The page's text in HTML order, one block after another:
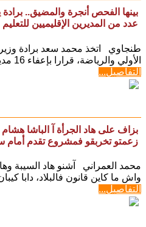
بينها الفحص أنجرة والمضيق..
عدد من المديرين الإقليميين للتعليم
طنجاوي اتخذ محمد سعد برادة وزير
الأولي والرياضة، قرارا بإعفاء 16 مديرا
التفاصيل...
بزاف على هاد الجرأة آ الباشا
زعمتو تخربقو فمشروع تقدم أمام
محمد العمراني آشنو هاد السيبة
واش ما كاين قانون فالبلاد، دابا
التفاصيل...